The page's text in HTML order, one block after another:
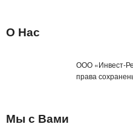
НАДУВНОЙ ДИВАН ЛАМЗАК
ДЕТСКИЕ ЧАСЫ С GPS
О Нас
ООО «Инвест-
права
Мы с Вами